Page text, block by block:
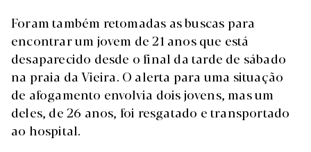
Foram também retomadas as buscas para
encontrar um jovem de 21 anos que está
desaparecido desde o final da tarde de sábado
na praia da Vieira. O alerta para uma situação
de afogamento envolvia dois jovens, mas um
deles, de 26 anos, foi resgatado e transportado
ao hospital.